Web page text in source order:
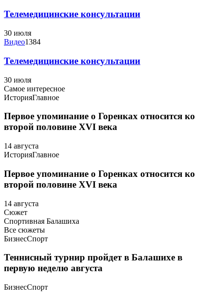
Телемедицинские консультации
30 июля
Видео1384
Телемедицинские консультации
30 июля
Самое интересное
ИсторияГлавное
Первое упоминание о Горенках относится ко
второй половине XVI века
14 августа
ИсторияГлавное
Первое упоминание о Горенках относится ко
второй половине XVI века
14 августа
Сюжет
Спортивная Балашиха
Все сюжеты
БизнесСпорт
Теннисный турнир пройдет в Балашихе в
первую неделю августа
БизнесСпорт